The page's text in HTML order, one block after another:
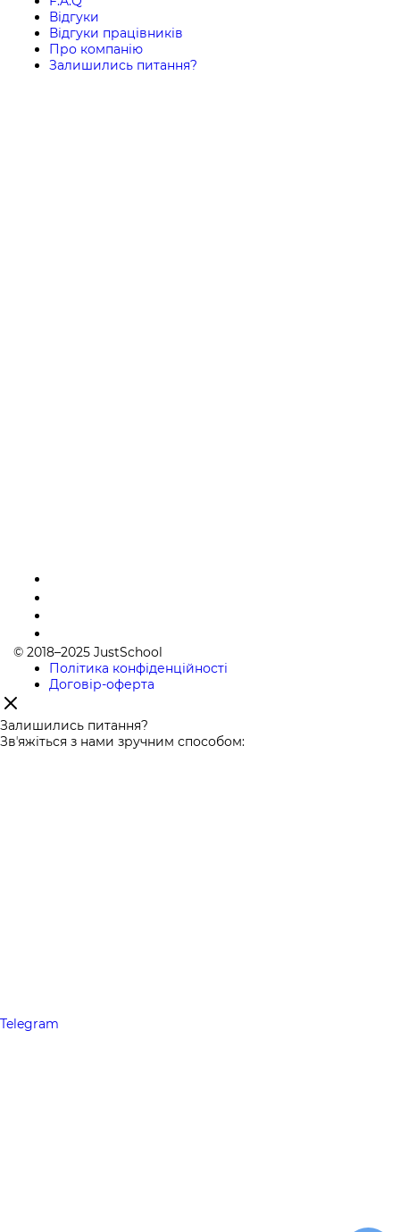
Відгуки
Відгуки працівників
Про компанію
Залишились питання?
© 2018–2025 JustSchool
Політика конфіденційності
Договір-оферта
Залишились питання?
Звʼяжіться з нами зручним способом:
Telegram